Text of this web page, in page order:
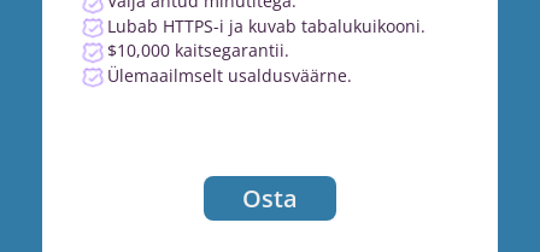
Lubab HTTPS-i ja kuvab tabalukuikooni.
$10,000 kaitsegarantii.
Ülemaailmselt usaldusväärne.
Osta